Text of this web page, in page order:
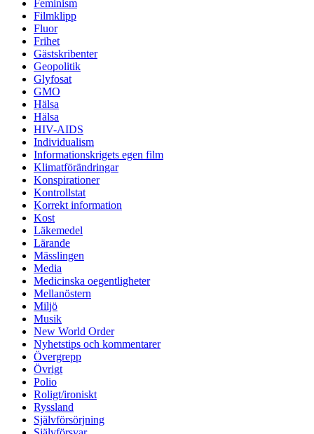
Feminism
Filmklipp
Fluor
Frihet
Gästskribenter
Geopolitik
Glyfosat
GMO
Hälsa
Hälsa
HIV-AIDS
Individualism
Informationskrigets egen film
Klimatförändringar
Konspirationer
Kontrollstat
Korrekt information
Kost
Läkemedel
Lärande
Mässlingen
Media
Medicinska oegentligheter
Mellanöstern
Miljö
Musik
New World Order
Nyhetstips och kommentarer
Övergrepp
Övrigt
Polio
Roligt/ironiskt
Ryssland
Självförsörjning